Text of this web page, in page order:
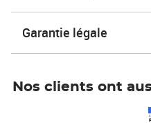
Garantie légale
Nos clients ont